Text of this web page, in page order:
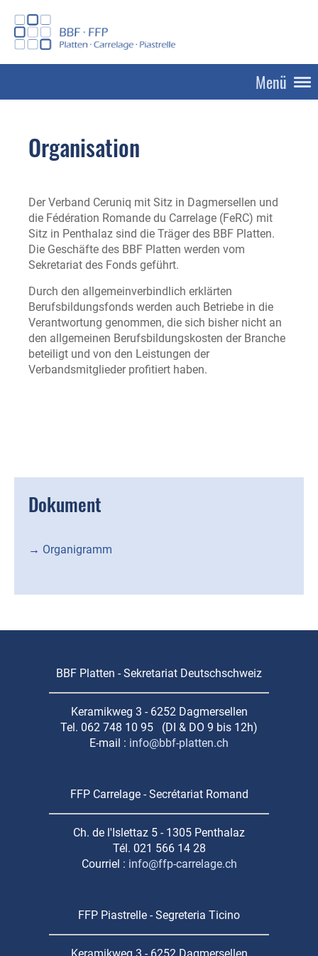
Menü
Organisation
Der Verband Ceruniq mit Sitz in Dagmersellen und
die Fédération Romande du Carrelage (FeRC) mit
Sitz in Penthalaz sind die Träger des BBF Platten.
Die Geschäfte des BBF Platten werden vom
Sekretariat des Fonds geführt.
Durch den allgemeinverbindlich erklärten
Berufsbildungsfonds werden auch Betriebe in die
Verantwortung genommen, die sich bisher nicht an
den allgemeinen Berufsbildungskosten der Branche
beteiligt und von den Leistungen der
Verbandsmitglieder profitiert haben.
Dokument
→ Organigramm
BBF Platten - Sekretariat Deutschschweiz
Keramikweg 3 - 6252 Dagmersellen
Tel. 062 748 10 95 (DI & DO 9 bis 12h)
E-mail : info@bbf-platten.ch
FFP Carrelage - Secrétariat Romand
Ch. de l'Islettaz 5 - 1305 Penthalaz
Tél. 021 566 14 28
Courriel : info@ffp-carrelage.ch
FFP Piastrelle - Segreteria Ticino